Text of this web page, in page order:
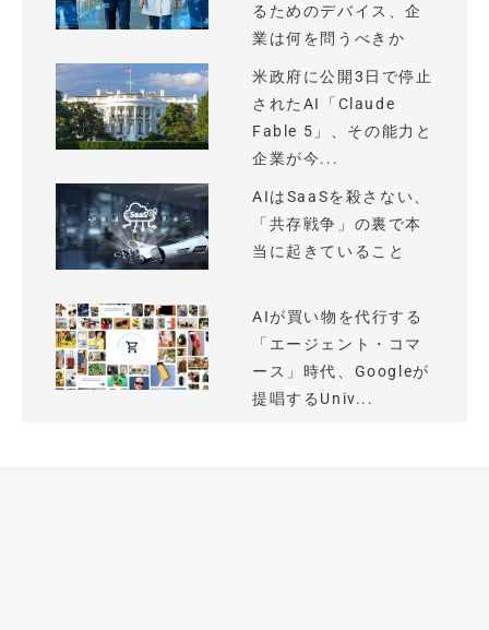
るためのデバイス、企
業は何を問うべきか
米政府に公開3日で停止
されたAI「Claude
Fable 5」、その能力と
企業が今...
AIはSaaSを殺さない、
「共存戦争」の裏で本
当に起きていること
AIが買い物を代行する
「エージェント・コマ
ース」時代、Googleが
提唱するUniv...